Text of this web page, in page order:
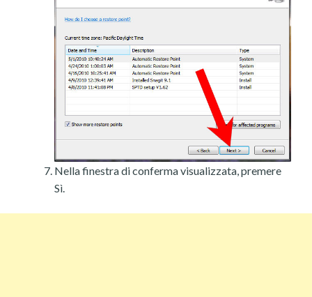
Nella finestra di conferma visualizzata, premere
Sì.